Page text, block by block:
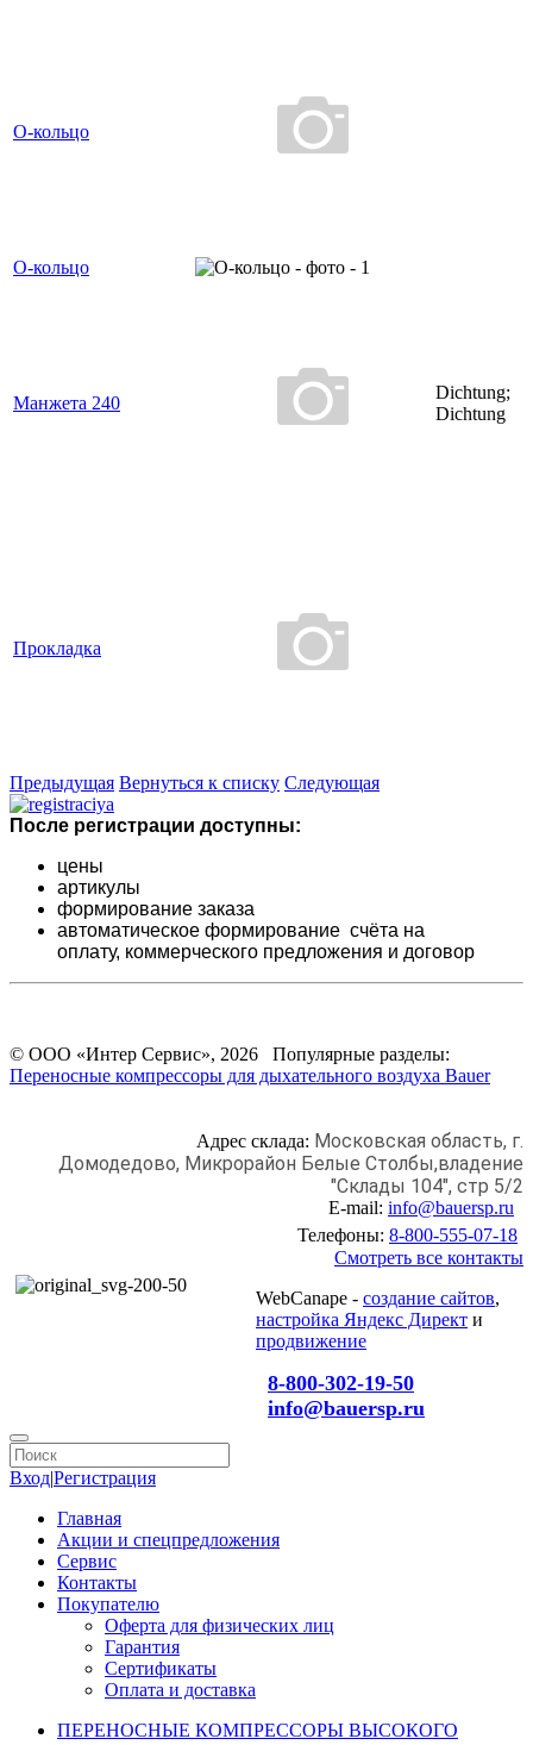
О-кольцо
О-кольцо
Манжета 240
Dichtung;
Dichtung
Прокладка
Предыдущая Вернуться к списку Следующая
После регистрации доступны:
цены
артикулы
формирование заказа
автоматическое формирование счёта на
оплату, коммерческого предложения и договор
© ООО «Интер Сервис», 2026 Популярные разделы:
Переносные компрессоры для дыхательного воздуха Bauer
Адрес склада: Московская область, г.
Домодедово, Микрорайон Белые Столбы,владение
"Склады 104", стр 5/2
E-mail: info@bauersp.ru
Телефоны: 8-800-555-07-18
Смотреть все контакты
WebCanape - создание сайтов,
настройка Яндекс Директ и
продвижение
8-800-302-19-50
info@bauersp.ru
Вход|Регистрация
Главная
Акции и спецпредложения
Сервис
Контакты
Покупателю
Оферта для физических лиц
Гарантия
Сертификаты
Оплата и доставка
ПЕРЕНОСНЫЕ КОМПРЕССОРЫ ВЫСОКОГО